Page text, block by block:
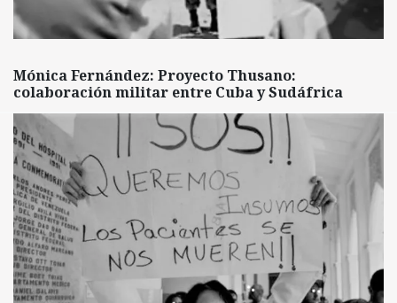
Mónica Fernández: Proyecto Thusano:
colaboración militar entre Cuba y Sudáfrica